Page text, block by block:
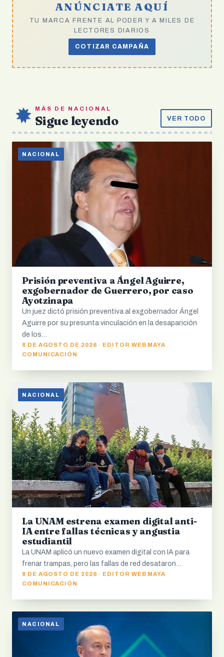
ANÚNCIATE AQUÍ
TU MARCA FRENTE AL PODER Y A MILES DE
LECTORES DIARIOS
COTIZAR CAMPAÑA
MÁS DE NACIONAL
Sigue leyendo VER TODO
NACIONAL
Prisión preventiva a Ángel Aguirre,
exgobernador de Guerrero, por caso
Ayotzinapa
Un juez dictó prisión preventiva al exgobernador Ángel
Aguirre por su presunta vinculación en la desaparición
de los…
8 DE AGOSTO DE 2026 · EDITOR WEB MAYA
COMUNICACIÓN
NACIONAL
La UNAM estrena examen digital anti-
IA entre fallas técnicas y angustia
estudiantil
La UNAM aplicó un nuevo examen digital con IA para
frenar trampas, pero las fallas de red desataron…
8 DE AGOSTO DE 2026 · EDITOR WEB MAYA
COMUNICACIÓN
NACIONAL